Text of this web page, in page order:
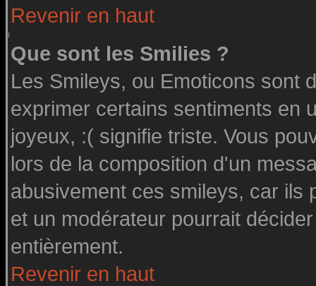
Revenir en haut
Que sont les Smilies ?
Les Smileys, ou Emoticons sont
exprimer certains sentiments en
joyeux, :( signifie triste. Vous
lors de la composition d'un
abusivement ces smileys, car ils
et un modérateur pourrait
entièrement.
Revenir en haut